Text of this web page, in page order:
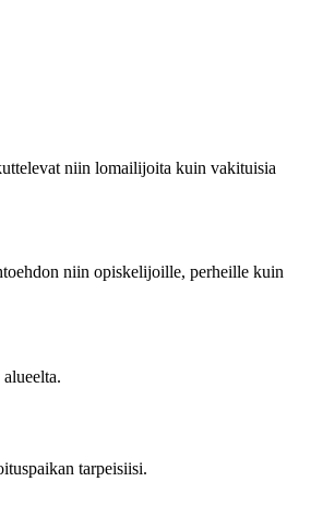
niin lomailijoita kuin vakituisia
niin opiskelijoille, perheille kuin
tarpeisiisi.